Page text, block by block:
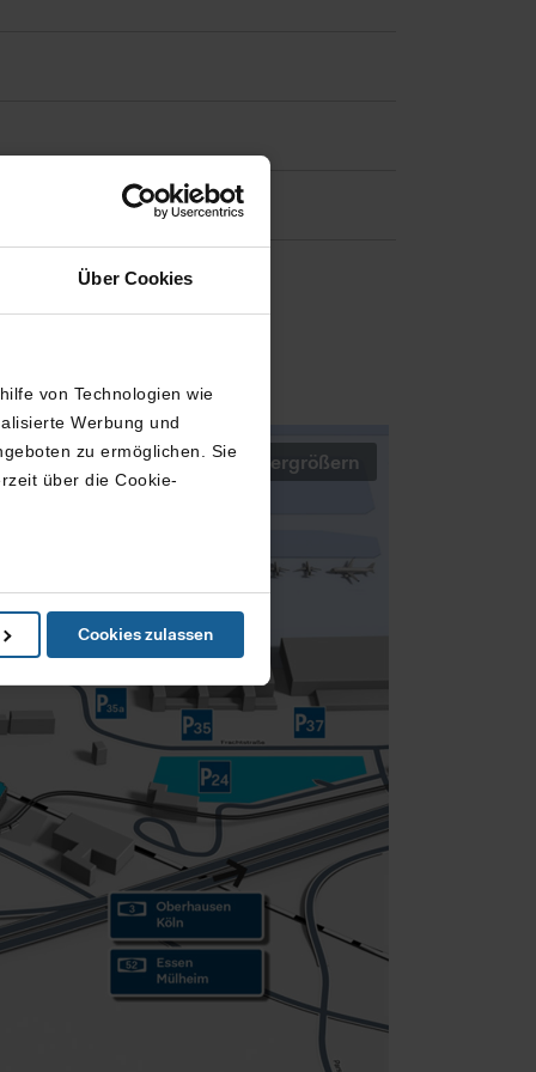
Über Cookies
von Technologien wie
Werbung und
zu ermöglichen. Sie
über die Cookie-
können
imAbschnitt
nutzt diese
Sie bitte die erweiterten
von Grundfunktionen
abgerufen oder
wie in Europa,
können, gegen die
diese Informationen
unsere Partner Ihre
Cookies zulassen
vergrößern